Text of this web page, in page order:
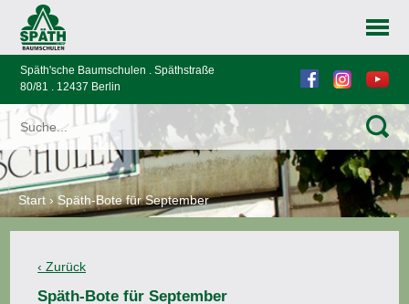
Späth'sche Baumschulen . Späthstraße
80/81 . 12437 Berlin
Start ›Späth-Bote für September
Späth-Bote für September